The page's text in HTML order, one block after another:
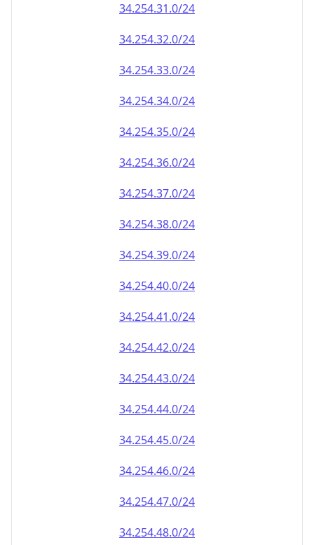
34.254.31.0/24
34.254.32.0/24
34.254.33.0/24
34.254.34.0/24
34.254.35.0/24
34.254.36.0/24
34.254.37.0/24
34.254.38.0/24
34.254.39.0/24
34.254.40.0/24
34.254.41.0/24
34.254.42.0/24
34.254.43.0/24
34.254.44.0/24
34.254.45.0/24
34.254.46.0/24
34.254.47.0/24
34.254.48.0/24